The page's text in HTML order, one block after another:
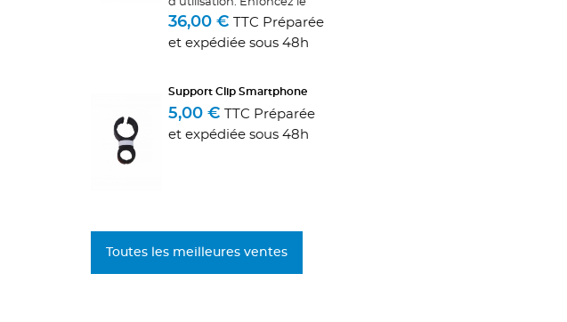
dans le sol en appuyant
avec le pied sur son rebord
en aluminium destiné à
de serrage du tube en...
36,00 € TTC Préparée
et expédiée sous 48h
Support Clip Smartphone
5,00 € TTC Préparée
et expédiée sous 48h
Toutes les meilleures ventes